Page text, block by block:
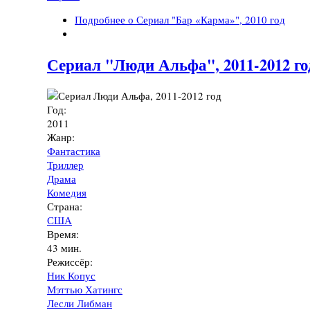
Подробнее о Сериал "Бар «Карма»", 2010 год
Сериал "Люди Альфа", 2011-2012
Год:
2011
Жанр:
Фантастика
Триллер
Драма
Комедия
Страна:
США
Время:
43 мин.
Режиссёр:
Ник Копус
Мэттью Хатингс
Лесли Либман